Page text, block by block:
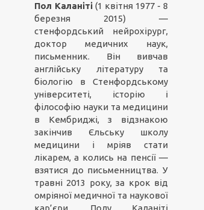
Пол Каланіті (1 квітня 1977 - 8
березня 2015) —
стенфордський нейрохірург,
доктор медичних наук,
письменник. Він вивчав
англійську літературу та
біологію в Стенфордському
університеті, історію і
філософію науки та медицини
в Кембриджі, з відзнакою
закінчив Єльську школу
медицини і мріяв стати
лікарем, а колись на пенсії —
взятися до письменництва. У
травні 2013 року, за крок від
омріяної медичної та наукової
кар’єри, Полу Каланіті